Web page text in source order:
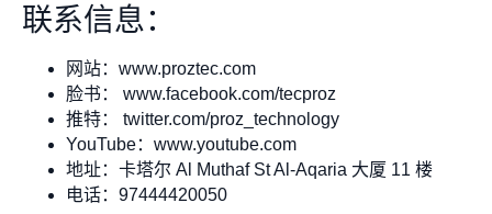
联系信息：
网站：www.proztec.com
脸书： www.facebook.com/tecproz
推特： twitter.com/proz_technology
YouTube：www.youtube.com
地址：卡塔尔 Al Muthaf St Al-Aqaria 大厦 11 楼
电话：97444420050